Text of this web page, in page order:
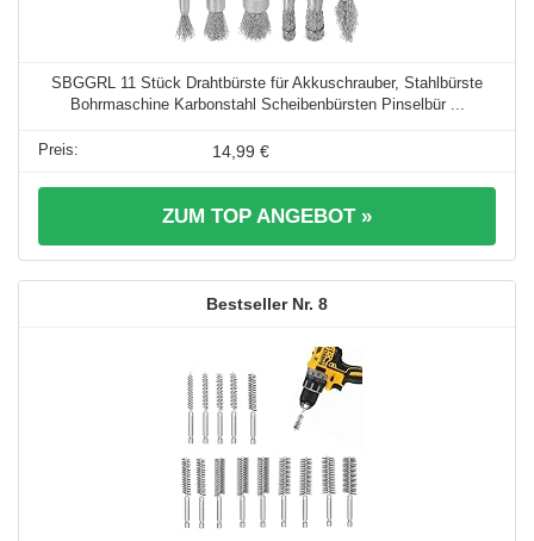
SBGGRL 11 Stück Drahtbürste für Akkuschrauber, Stahlbürste
Bohrmaschine Karbonstahl Scheibenbürsten Pinselbür ...
14,99 €
ZUM TOP ANGEBOT »
8